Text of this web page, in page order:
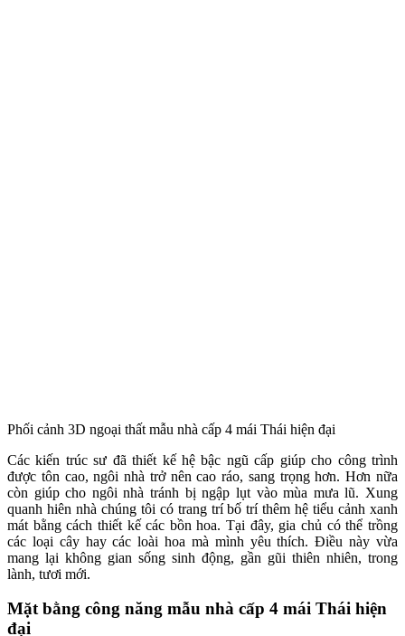
Phối cảnh 3D ngoại thất mẫu nhà cấp 4 mái Thái hiện đại
Các kiến trúc sư đã thiết kế hệ bậc ngũ cấp giúp cho công trình
được tôn cao, ngôi nhà trở nên cao ráo, sang trọng hơn. Hơn nữa
còn giúp cho ngôi nhà tránh bị ngập lụt vào mùa mưa lũ. Xung
quanh hiên nhà chúng tôi có trang trí bố trí thêm hệ tiểu cảnh xanh
mát bằng cách thiết kế các bồn hoa. Tại đây, gia chủ có thể trồng
các loại cây hay các loài hoa mà mình yêu thích. Điều này vừa
mang lại không gian sống sinh động, gần gũi thiên nhiên, trong
lành, tươi mới.
Mặt bằng công năng mẫu nhà cấp 4 mái Thái hiện
đại